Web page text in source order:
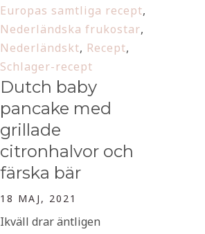
Europas samtliga recept,
Nederländska frukostar,
Nederländskt, Recept,
Schlager-recept
Dutch baby
pancake med
grillade
citronhalvor och
färska bär
18 MAJ, 2021
Ikväll drar äntligen